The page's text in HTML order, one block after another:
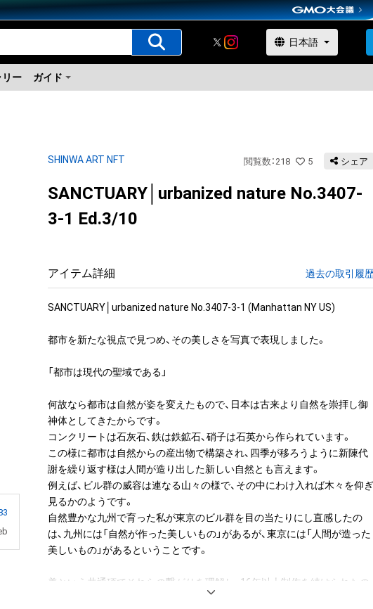
リー ガイド
SHINWA ART NFT 閲覧数 ： 218 5 シェア
SANCTUARY│urbanized nature No.3407-
3-1 Ed.3/10
アイテム詳細 過去の取引履
SANCTUARY│urbanized nature No.3407-3-1 (Manhattan NY US)
都市を新たな視点で見つめ、その美しさを写真で表現しました。
「都市は現代の聖域である」
何故なら都市は自然が姿を変えたもので、日本は古来より自然を崇拝し御
神体としてきたからです。
コンクリートは石灰石、鉄は鉄鉱石、硝子は石英から作られています。
この様に都市は自然からの産出物で構築され、四季が移ろうように新陳代
謝を繰り返す様は人間が造り出した新しい自然とも言えます。
例えば、ビル群の威容は連なる山々の様で、その中にわけ入れば木々を仰ぎ
見るかのようです。
自然豊かな九州で育った私が東京のビル群を目の当たりにし直感したの
は、九州には「自然が作った美しいもの」があるが、東京には「人間が造った
美しいもの」があるということです。
美という共通項でそれらの繋がりを理解し、16年以上制作を続けられたの
は都市と自然に畏怖を感じる信仰心とそれを可視化したい欲望によるもの